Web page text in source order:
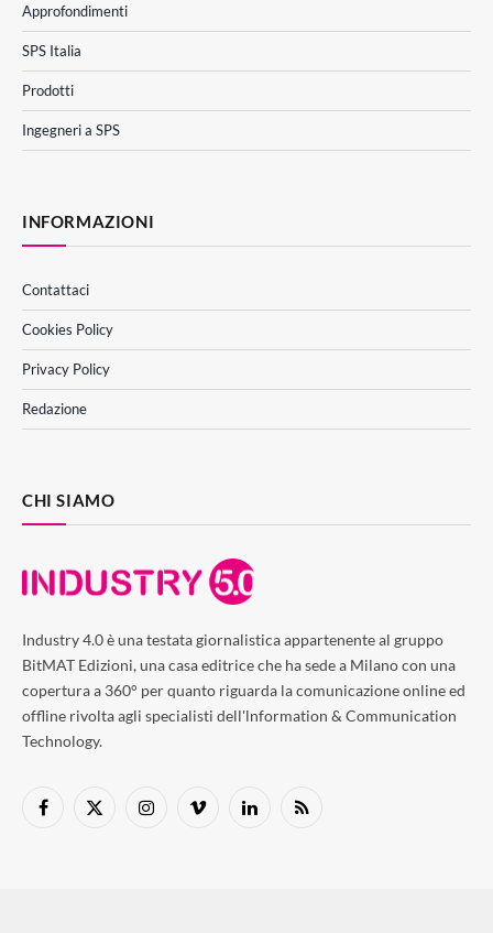
Approfondimenti
SPS Italia
Prodotti
Ingegneri a SPS
INFORMAZIONI
Contattaci
Cookies Policy
Privacy Policy
Redazione
CHI SIAMO
Industry 4.0 è una testata giornalistica appartenente al gruppo
BitMAT Edizioni, una casa editrice che ha sede a Milano con una
copertura a 360° per quanto riguarda la comunicazione online ed
offline rivolta agli specialisti dell'lnformation & Communication
Technology.
Facebook
X
InstagramVimeo LinkedInRSS